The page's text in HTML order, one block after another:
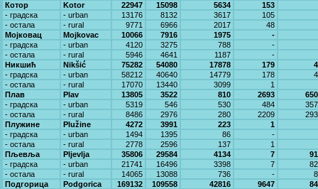
Котор
Kotor 22947 15098 5634
153
- градска
- urban 13176 8132 3617
105
- остала
- rural 9771 6966 2017
48
Мојковац
Mojkovac 10066 7916 1975
-
- градска
- urban 4120 3275 788
-
- остала
- rural 5946 4641 1187
-
Никшић
Nikšić 75282 54080 17878 179
- градска
- urban 58212 40640 14779 178
- остала
- rural 17070 13440 3099
1
Плав
Plav 13805 3522 810 2693
- градска
- urban 5319 546 530 484
- остала
- rural 8486 2976 280 2209
Плужине
Plužine 4272 3991 223
1
- градска
- urban 1494 1395 86
-
- остала
- rural 2778 2596 137
1
Пљевља
Pljevlja 35806 29584 4134 7
- градска
- urban 21741 16496 3398 7
- остала
- rural 14065 13088 736 -
Подгорица
Podgorica 169132 109558 42816 9647